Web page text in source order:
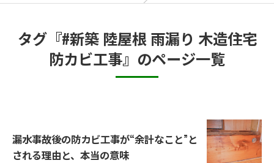
タグ『#新築 陸屋根 雨漏り 木造住宅
防カビ工事』のページ一覧
漏水事故後の防カビ工事が“余計なこと”と
される理由と、本当の意味